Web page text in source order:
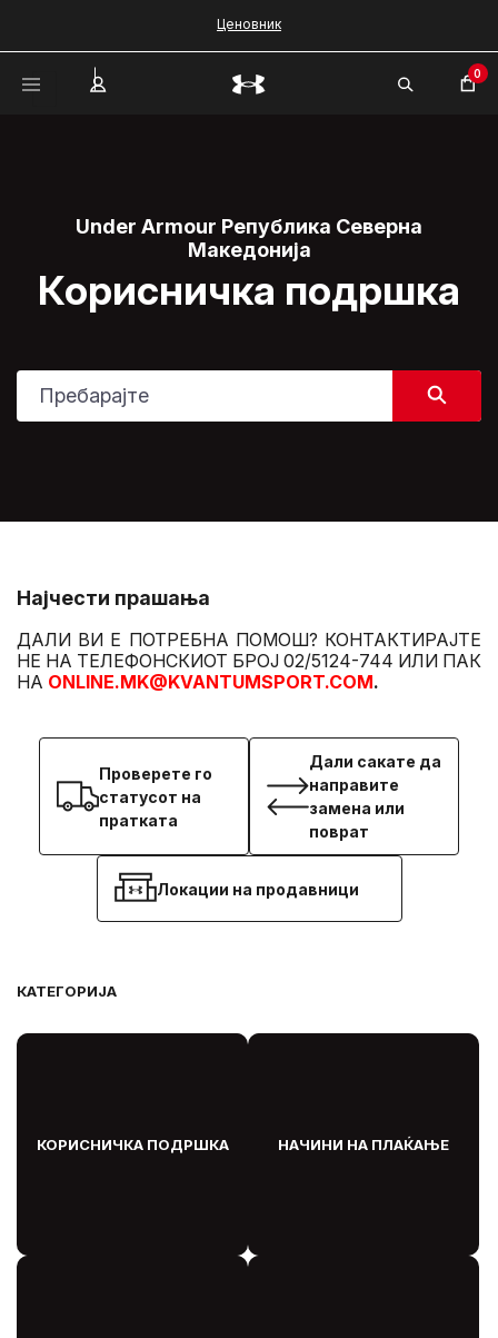
Ценовник
0
Under Armour Република Северна
Македонија
Корисничка подршка
Најчести прашања
ДАЛИ ВИ Е ПОТРЕБНА ПОМОШ? КОНТАКТИРАЈТЕ
НЕ НА ТЕЛЕФОНСКИОТ БРОЈ 02/5124-744 ИЛИ ПАК
НА ONLINE.MK@KVANTUMSPORT.COM.
Проверете го
статусот на
пратката
Дали сакате да
направите
замена или
поврат
Локации на продавници
КАТЕГОРИЈА
КОРИСНИЧКА ПОДРШКА НАЧИНИ НА ПЛАЌАЊЕ